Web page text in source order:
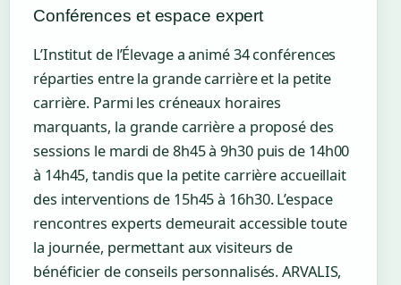
Conférences et espace expert
L’Institut de l’Élevage a animé 34 conférences
réparties entre la grande carrière et la petite
carrière. Parmi les créneaux horaires
marquants, la grande carrière a proposé des
sessions le mardi de 8h45 à 9h30 puis de 14h00
à 14h45, tandis que la petite carrière accueillait
des interventions de 15h45 à 16h30. L’espace
rencontres experts demeurait accessible toute
la journée, permettant aux visiteurs de
bénéficier de conseils personnalisés. ARVALIS,